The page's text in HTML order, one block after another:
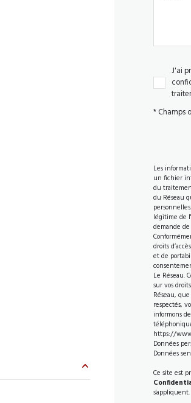
J'ai
* Champs
Les
un fichier
du
du Réseau
légitime de
demande
droits
et de
Le Réseau.
sur vos
Réseau,
respectés,
informons
https://
Données
Données
Ce site est
s'appliquent.